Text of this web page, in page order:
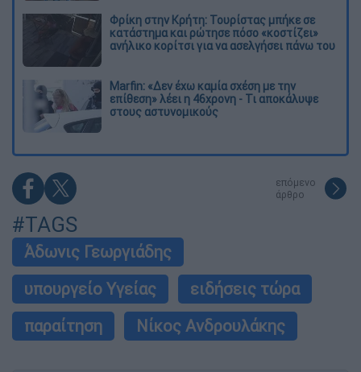
Φρίκη στην Κρήτη: Τουρίστας μπήκε σε
κατάστημα και ρώτησε πόσο «κοστίζει»
ανήλικο κορίτσι για να ασελγήσει πάνω του
Marfin: «Δεν έχω καμία σχέση με την
επίθεση» λέει η 46χρονη - Τι αποκάλυψε
στους αστυνομικούς
επόμενο
άρθρο
#TAGS
Άδωνις Γεωργιάδης
υπουργείο Υγείας
ειδήσεις τώρα
παραίτηση
Νίκος Ανδρουλάκης